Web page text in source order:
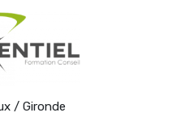
/ Gironde